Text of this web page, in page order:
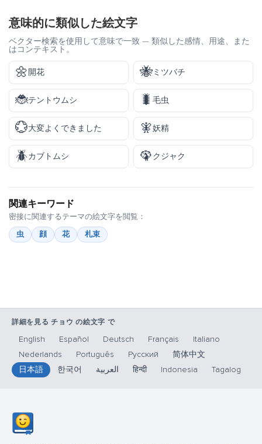
意味的に類似した絵文字
ベクター検索を使用して意味で一致 — 類似した感情、用途、また
はコンテキスト。
🌼 開花 🐝ミツバチ
🐞テントウムシ 🐛 毛虫
💮大変よくできました 🧚妖精
🪲カブトムシ 🦚クジャク
関連キーワード
密接に関連するテーマの絵文字を閲覧：
虫
顔 花 札束
詳細を見る チョウ の絵文字 で
English Español Deutsch Français
Italiano
Nederlands
Português Русский
简体中文
日本語
한국어 العربية हिन्दी Indonesia Tagalog